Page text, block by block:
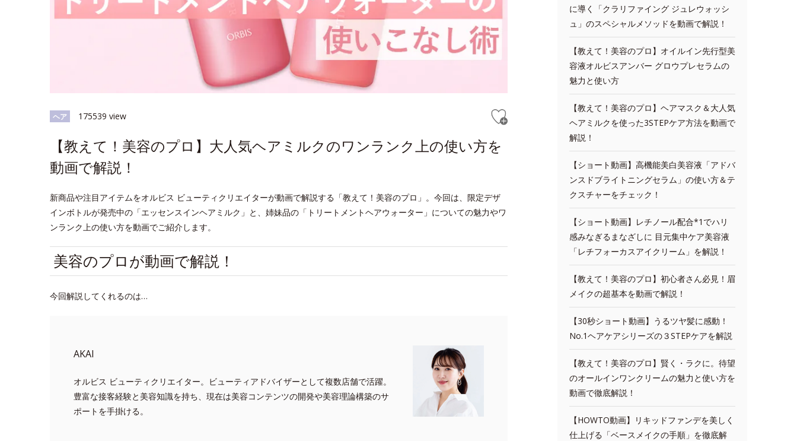
ヘア 175539 view
【教えて！美容のプロ】大人気ヘアミルクのワンランク上の使い方を
動画で解説！
新商品や注目アイテムをオルビス ビューティクリエイターが動画で解説する「教えて！美容のプロ」。今回は、限定デザ
インボトルが発売中の「エッセンスインヘアミルク」と、姉妹品の「トリートメントヘアウォーター」についての魅力やワ
ンランク上の使い方を動画でご紹介します。
美容のプロが動画で解説！
今回解説してくれるのは…
AKAI
オルビス ビューティクリエイター。ビューティアドバイザーとして複数店舗で活躍。
豊富な接客経験と美容知識を持ち、現在は美容コンテンツの開発や美容理論構築のサ
ポートを手掛ける。
に導く「クラリファイング ジュレウォッシ
ュ」のスペシャルメソッドを動画で解説！
【教えて！美容のプロ】オイルイン先行型美
容液オルビスアンバー グロウプレセラムの
魅力と使い方
【教えて！美容のプロ】ヘアマスク＆大人気
ヘアミルクを使った3STEPケア方法を動画で
解説！
【ショート動画】高機能美白美容液「アドバ
ンスドブライトニングセラム」の使い方＆テ
クスチャーをチェック！
【ショート動画】レチノール配合*1でハリ
感みなぎるまなざしに 目元集中ケア美容液
「レチフォーカスアイクリーム」を解説！
【教えて！美容のプロ】初心者さん必見！眉
メイクの超基本を動画で解説！
【30秒ショート動画】うるツヤ髪に感動！
No.1ヘアケアシリーズの３STEPケアを解説
【教えて！美容のプロ】賢く・ラクに。待望
のオールインワンクリームの魅力と使い方を
動画で徹底解説！
【HOWTO動画】リキッドファンデを美しく
仕上げる「ベースメイクの手順」を徹底解